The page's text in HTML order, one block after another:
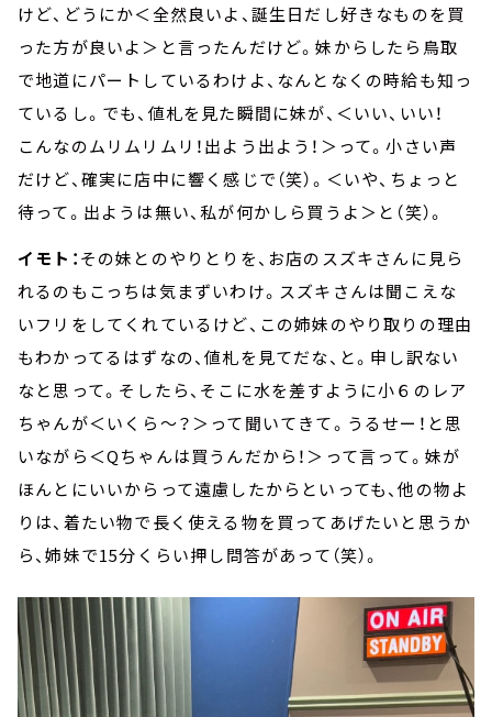
けど、どうにか＜全然良いよ、誕生日だし好きなものを買
った方が良いよ＞と言ったんだけど。妹からしたら鳥取
で地道にパートしているわけよ、なんとなくの時給も知っ
ているし。でも、値札を見た瞬間に妹が、＜いい、いい！
こんなのムリムリムリ！出よう出よう！＞って。小さい声
だけど、確実に店中に響く感じで（笑）。＜いや、ちょっと
待って。出ようは無い、私が何かしら買うよ＞と（笑）。
イモト：その妹とのやりとりを、お店のスズキさんに見ら
れるのもこっちは気まずいわけ。スズキさんは聞こえな
いフリをしてくれているけど、この姉妹のやり取りの理由
もわかってるはずなの、値札を見てだな、と。申し訳ない
なと思って。そしたら、そこに水を差すように小６のレア
ちゃんが＜いくら～？＞って聞いてきて。うるせー！と思
いながら＜Qちゃんは買うんだから！＞って言って。妹が
ほんとにいいからって遠慮したからといっても、他の物よ
りは、着たい物で長く使える物を買ってあげたいと思うか
ら、姉妹で15分くらい押し問答があって（笑）。